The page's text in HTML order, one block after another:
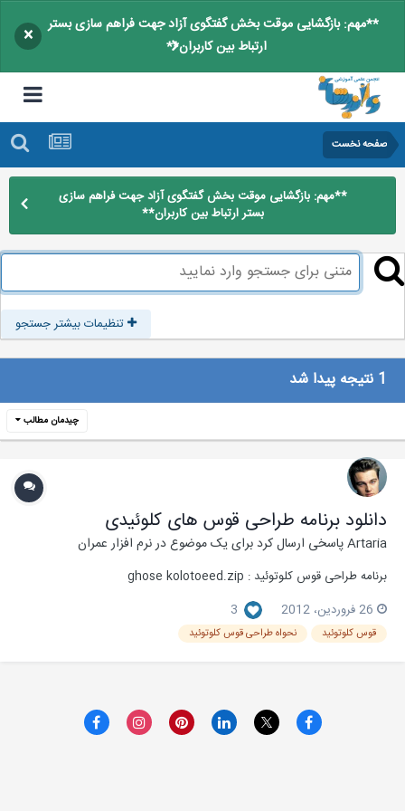
**مهم: بازگشایی موقت بخش گفتگوی آزاد جهت فراهم سازی بستر
ارتباط بین کاربران**
×
صفحه نخست
**مهم: بازگشایی موقت بخش گفتگوی آزاد جهت فراهم سازی
بستر ارتباط بین کاربران**
تنظیمات بیشتر جستجو
چیدمان مطالب
دانلود برنامه طراحی قوس های کلوئیدی
Artariaپاسخی ارسال کرد برای یک موضوع درنرم افزار عمران
برنامه طراحی قوس کلوتوئید : ghose kolotoeed.zip
26 فروردین، 2012
3
قوس کلوتوئید نحواه طراحی قوس کلوتوئید